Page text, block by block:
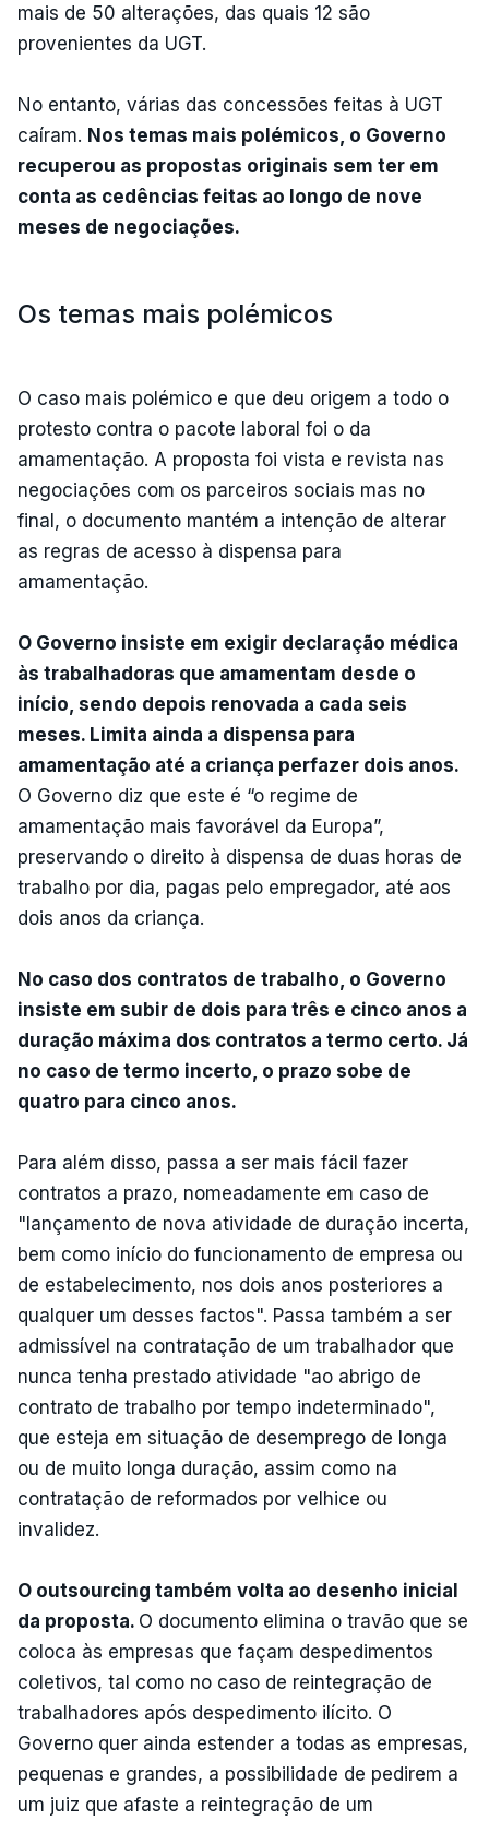
mais de 50 alterações, das quais 12 são
provenientes da UGT.
No entanto, várias das concessões feitas à UGT
caíram. Nos temas mais polémicos, o Governo
recuperou as propostas originais sem ter em
conta as cedências feitas ao longo de nove
meses de negociações.
Os temas mais polémicos
O caso mais polémico e que deu origem a todo o
protesto contra o pacote laboral foi o da
amamentação. A proposta foi vista e revista nas
negociações com os parceiros sociais mas no
final, o documento mantém a intenção de alterar
as regras de acesso à dispensa para
amamentação.
O Governo insiste em exigir declaração médica
às trabalhadoras que amamentam desde o
início, sendo depois renovada a cada seis
meses. Limita ainda a dispensa para
amamentação até a criança perfazer dois anos.
O Governo diz que este é “o regime de
amamentação mais favorável da Europa”,
preservando o direito à dispensa de duas horas de
trabalho por dia, pagas pelo empregador, até aos
dois anos da criança.
No caso dos contratos de trabalho, o Governo
insiste em subir de dois para três e cinco anos a
duração máxima dos contratos a termo certo. Já
no caso de termo incerto, o prazo sobe de
quatro para cinco anos.
Para além disso, passa a ser mais fácil fazer
contratos a prazo, nomeadamente em caso de
"lançamento de nova atividade de duração incerta,
bem como início do funcionamento de empresa ou
de estabelecimento, nos dois anos posteriores a
qualquer um desses factos". Passa também a ser
admissível na contratação de um trabalhador que
nunca tenha prestado atividade "ao abrigo de
contrato de trabalho por tempo indeterminado",
que esteja em situação de desemprego de longa
ou de muito longa duração, assim como na
contratação de reformados por velhice ou
invalidez.
O outsourcing também volta ao desenho inicial
da proposta. O documento elimina o travão que se
coloca às empresas que façam despedimentos
coletivos, tal como no caso de reintegração de
trabalhadores após despedimento ilícito. O
Governo quer ainda estender a todas as empresas,
pequenas e grandes, a possibilidade de pedirem a
um juiz que afaste a reintegração de um